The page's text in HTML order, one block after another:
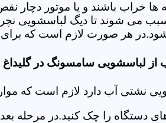
ها خراب باشند و یا موتور
می شوند تا دیگ لباسشویی
هر صورت لازم است که برای
از لباسشویی سامسونگ در گلیداغ
نشتی آب دارد لازم است که
های دستگاه را چک کنید.در